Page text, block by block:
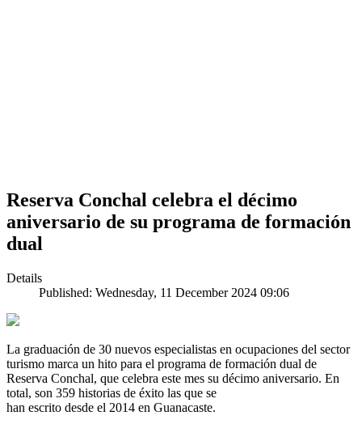
Reserva Conchal celebra el décimo
aniversario de su programa de formación
dual
Details
Published: Wednesday, 11 December 2024 09:06
La graduación de 30 nuevos especialistas en ocupaciones del sector
turismo marca un hito para el programa de formación dual de
Reserva Conchal, que celebra este mes su décimo aniversario. En
total, son 359 historias de éxito las que se
han escrito desde el 2014 en Guanacaste.